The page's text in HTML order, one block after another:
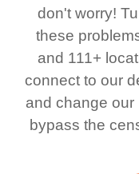
don't worry!
these
and 111+
connect to our
and change
bypass the